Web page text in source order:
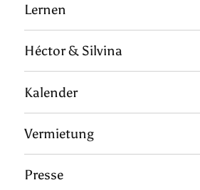
Lernen
Héctor & Silvina
Kalender
Vermietung
Presse